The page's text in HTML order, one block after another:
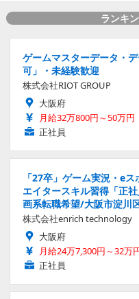
ランキ
ゲームマスターデータ・
可」・未経験歓迎
株式会社RIOT GROUP
大阪府
月給32万800円～50万円
正社員
「27卒」ゲーム実況・e
エイタースキル習得「正
画系転職希望/大阪市淀川
株式会社enrich technology
大阪府
月給24万7,300円～32万
正社員